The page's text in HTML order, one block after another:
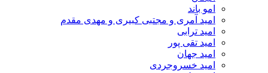
امو باند
امید آمری و مجتبی کبیری و مهدى مقدم
امید ترابی
امید تقی پور
امید جهان
امید خسروجردی